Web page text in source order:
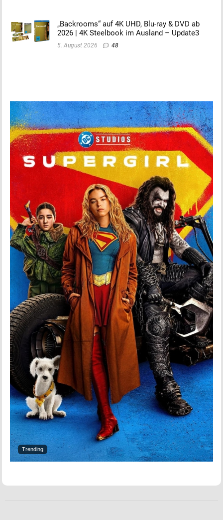
„Backrooms“ auf 4K UHD, Blu-ray & DVD ab
2026 | 4K Steelbook im Ausland – Update3
5. August 2026 48
Trending